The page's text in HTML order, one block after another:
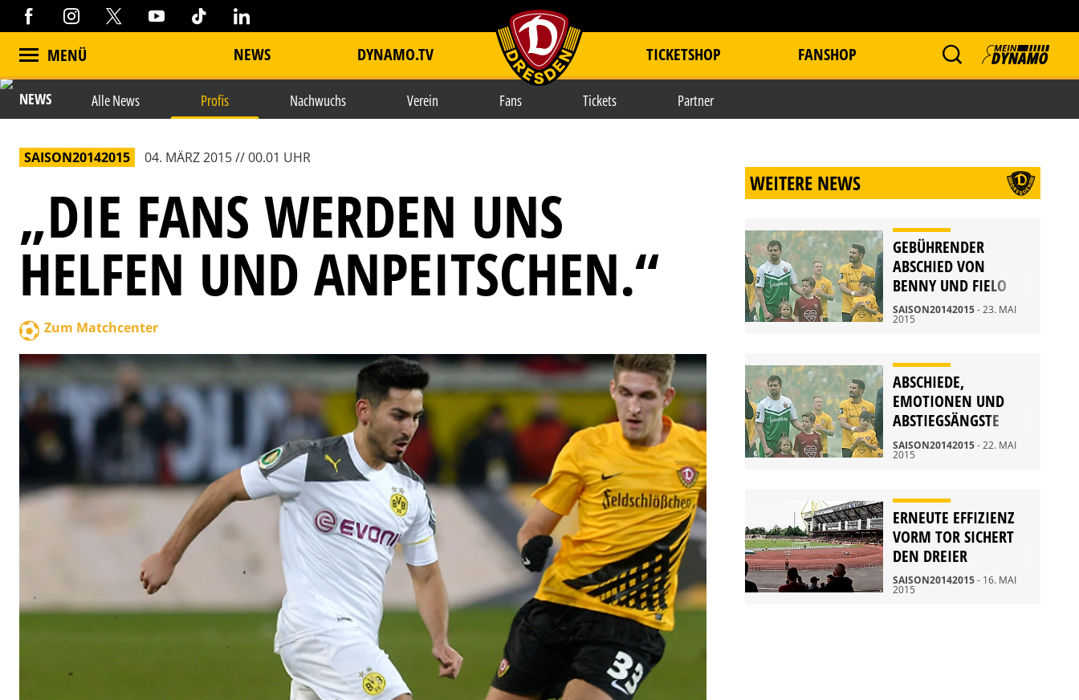
MENÜ NEWS DYNAMO.TV item.title TICKETSHOP FANSHOP
NEWS Alle News Profis Nachwuchs Verein Fans Tickets Partner
SAISON20142015 04. MÄRZ 2015 // 00.01 UHR
„DIE FANS WERDEN UNS
HELFEN UND ANPEITSCHEN.“
Zum Matchcenter
WEITERE NEWS
GEBÜHRENDER
ABSCHIED VON
BENNY UND FIELO
SAISON20142015- 23. MAI
2015
ABSCHIEDE,
EMOTIONEN UND
ABSTIEGSÄNGSTE
ZUM SAISONFINALE
SAISON20142015- 22. MAI
2015
ERNEUTE EFFIZIENZ
VORM TOR SICHERT
DEN DREIER
SAISON20142015- 16. MAI
2015